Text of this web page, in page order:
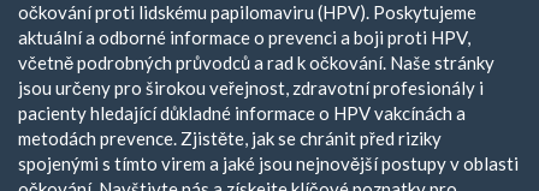
očkování proti lidskému papilomaviru (HPV). Poskytujeme
aktuální a odborné informace o prevenci a boji proti HPV,
včetně podrobných průvodců a rad k očkování. Naše stránky
jsou určeny pro širokou veřejnost, zdravotní profesionály i
pacienty hledající důkladné informace o HPV vakcínách a
metodách prevence. Zjistěte, jak se chránit před riziky
spojenými s tímto virem a jaké jsou nejnovější postupy v oblasti